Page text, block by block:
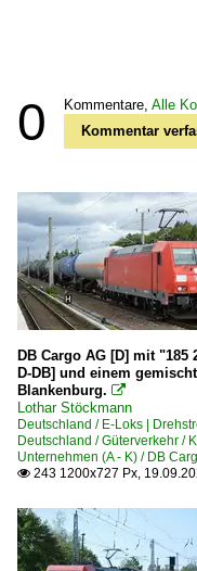
0 Kommentare, Alle
Kommentar
DB Cargo AG [D] mit "185
D-DB] und einem
Blankenburg. 
Lothar Stöckmann
Deutschland / E-Loks |
Deutschland / Güterverkehr /
Unternehmen (A - K) / DB
 243 1200x727 Px,